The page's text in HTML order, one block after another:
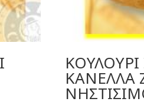
ΚΑΝΕΛΛΑ